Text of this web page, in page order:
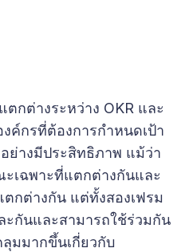
กต่างระหว่าง OKR และ
ค์กรที่ต้องการกำหนดเป้า
ย่างมีประสิทธิภาพ แม้ว่า
เฉพาะที่แตกต่างกันและ
กต่างกัน แต่ทั้งสองเฟรม
ะกันและสามารถใช้ร่วมกัน
มมากขึ้นเกี่ยวกับ